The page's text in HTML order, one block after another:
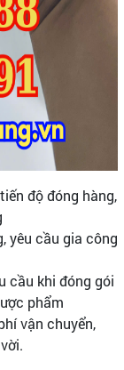
độ đóng hàng,
yêu cầu gia công
cầu khi đóng gói
phẩm
vận chuyển,